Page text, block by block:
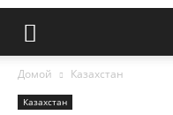
Домой Казахстан
Казахстан